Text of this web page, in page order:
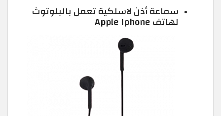
سماعة أذن لاسلكية تعمل بالبلوتوث
لهاتف Apple Iphone